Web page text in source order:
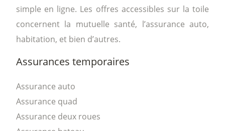
simple en ligne. Les offres accessibles sur la toile
concernent la mutuelle santé, l’assurance auto,
habitation, et bien d’autres.
Assurances temporaires
Assurance auto
Assurance quad
Assurance deux roues